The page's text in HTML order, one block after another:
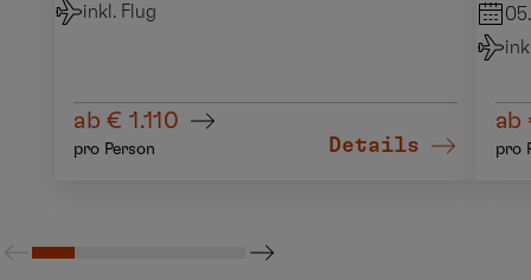
inkl. Flug
ab € 1.110
pro Person Details
ab
pro